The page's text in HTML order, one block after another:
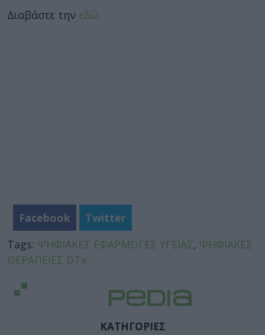
Διαβάστε την εδώ.
Facebook
Twitter
Tags: ΨΗΦΙΑΚΕΣ ΕΦΑΡΜΟΓΕΣ ΥΓΕΙΑΣ, ΨΗΦΙΑΚΕΣ
ΘΕΡΑΠΕΙΕΣ DTx
ΚΑΤΗΓΟΡΙΕΣ